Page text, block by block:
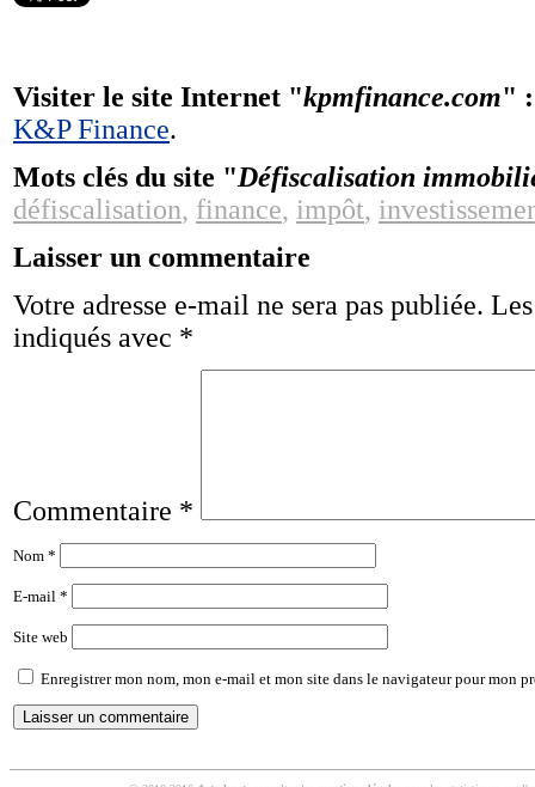
Visiter le site Internet "kpmfinance.com"
K&P Finance.
Mots clés du site "Défiscalisation
défiscalisation, finance, impôt,
Laisser un commentaire
Votre adresse e-mail ne sera pas publiée.
indiqués avec *
Commentaire *
Nom *
E-mail *
Site web
Enregistrer mon nom, mon e-mail et mon site dans le navigateur pour mon